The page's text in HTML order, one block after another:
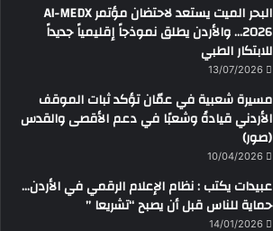
البحر الميت يستعد لاحتضان مؤتمر AI-MEDX
2026… والأردن يطلق نموذجاً إقليمياً جديداً
للابتكار الطبي
13/07/2026
مسيرة شعبية في عمّان تؤكد ثبات الموقف
الأردني قيادةً وشعبًا في دعم الأقصى والقدس
(صور)
10/04/2026
عبيدات يكتب : نظام الإعلام الرقمي في الأردن…
حماية للناس قبل أن يصبح “تشريعا ”
14/01/2026